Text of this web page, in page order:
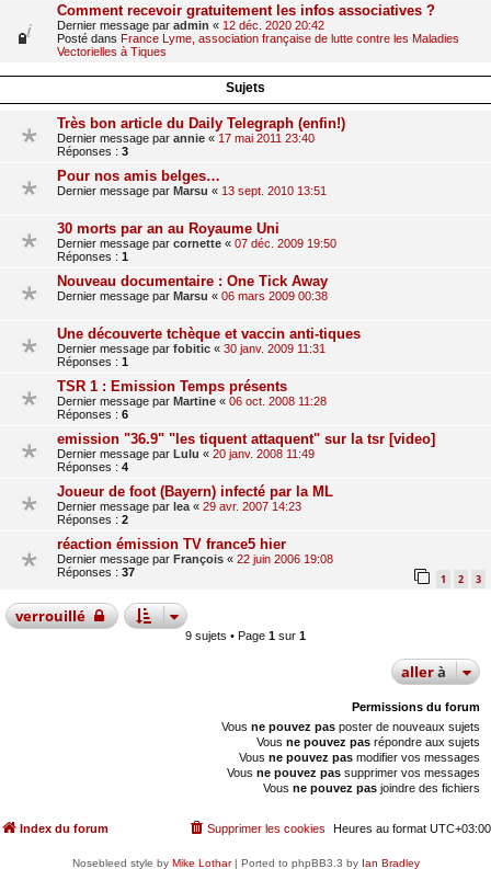
Comment recevoir gratuitement les infos associatives ?
Dernier message par admin « 12 déc. 2020 20:42
Posté dans France Lyme, association française de lutte contre les Maladies
Vectorielles à Tiques
Sujets
Très bon article du Daily Telegraph (enfin!)
Dernier message par annie « 17 mai 2011 23:40
Réponses : 3
Pour nos amis belges…
Dernier message par Marsu « 13 sept. 2010 13:51
30 morts par an au Royaume Uni
Dernier message par cornette « 07 déc. 2009 19:50
Réponses : 1
Nouveau documentaire : One Tick Away
Dernier message par Marsu « 06 mars 2009 00:38
Une découverte tchèque et vaccin anti-tiques
Dernier message par fobitic « 30 janv. 2009 11:31
Réponses : 1
TSR 1 : Emission Temps présents
Dernier message par Martine « 06 oct. 2008 11:28
Réponses : 6
emission "36.9" "les tiquent attaquent" sur la tsr [video]
Dernier message par Lulu « 20 janv. 2008 11:49
Réponses : 4
Joueur de foot (Bayern) infecté par la ML
Dernier message par lea « 29 avr. 2007 14:23
Réponses : 2
réaction émission TV france5 hier
Dernier message par François « 22 juin 2006 19:08
Réponses : 37 1 2 3
verrouillé
9 sujets • Page 1 sur 1
allerà
Permissions du forum
Vous ne pouvez pas poster de nouveaux sujets
Vous ne pouvez pas répondre aux sujets
Vous ne pouvez pas modifier vos messages
Vous ne pouvez pas supprimer vos messages
Vous ne pouvez pas joindre des fichiers
Index du forum Heures au format UTC+03:00
Supprimer les cookies
Nosebleed style by Mike Lothar| Ported to phpBB3.3 by Ian Bradley